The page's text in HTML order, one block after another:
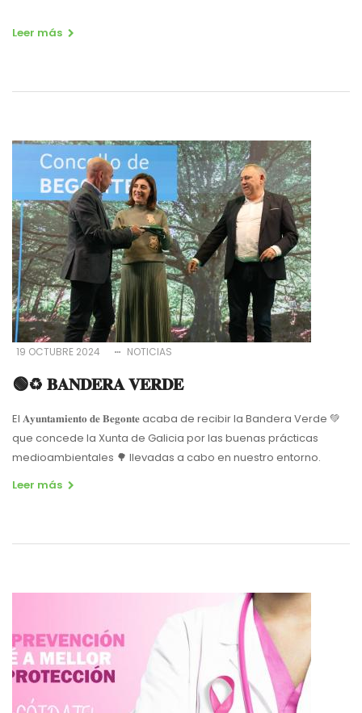
Leer más
19 OCTUBRE 2024 NOTICIAS
🟢♻️ 𝐁𝐀𝐍𝐃𝐄𝐑𝐀 𝐕𝐄𝐑𝐃𝐄
El 𝐀𝐲𝐮𝐧𝐭𝐚𝐦𝐢𝐞𝐧𝐭𝐨 𝐝𝐞 𝐁𝐞𝐠𝐨𝐧𝐭𝐞 acaba de recibir la Bandera Verde 💚
que concede la Xunta de Galicia por las buenas prácticas
medioambientales 🌳 llevadas a cabo en nuestro entorno.
Leer más